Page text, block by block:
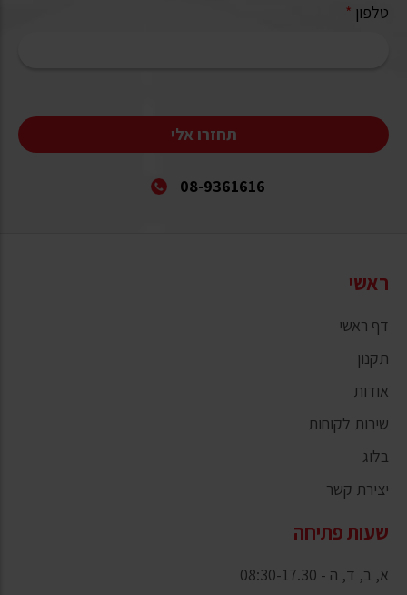
טלפון *
תחזרו אלי
08-9361616
ראשי
דף ראשי
תקנון
אודות
שירות לקוחות
בלוג
יצירת קשר
שעות פתיחה
א, ב, ד, ה - 08:30-17.30